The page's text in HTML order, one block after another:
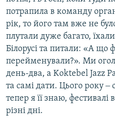
потрапила в команду
рік, то його там вже не
плутали дуже багато, їхали
Білорусі та питали: «А що
перейменували?». Ми
день-два, а Koktebel Jazz
та самі дати. Цього року ‒
тепер я її знаю, фестивалі
різні дні.